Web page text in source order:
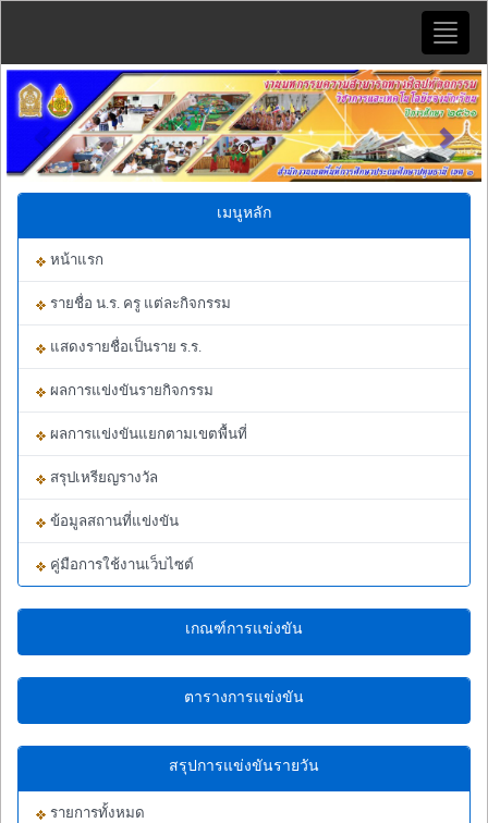
Toggle
Previous Next
เมนูหลัก
หน้าแรก
รายชื่อ น.ร. ครู แต่ละกิจกรรม
แสดงรายชื่อเป็นราย ร.ร.
ผลการแข่งขันรายกิจกรรม
ผลการแข่งขันแยกตามเขตพื้นที่
สรุปเหรียญรางวัล
ข้อมูลสถานที่แข่งขัน
คู่มือการใช้งานเว็บไซต์
เกณฑ์การแข่งขัน
ตารางการแข่งขัน
สรุปการแข่งขันรายวัน
รายการทั้งหมด